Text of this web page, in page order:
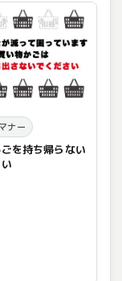
マナー
を持ち帰らない